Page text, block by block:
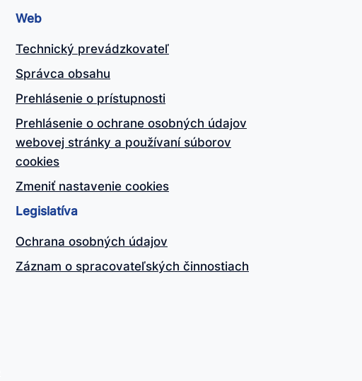
Web
Technický prevádzkovateľ
Správca obsahu
Prehlásenie o prístupnosti
Prehlásenie o ochrane osobných údajov
webovej stránky a používaní súborov
cookies
Zmeniť nastavenie cookies
Legislatíva
Ochrana osobných údajov
Záznam o spracovateľských činnostiach